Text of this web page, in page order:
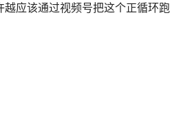
应该通过视频号把这个正循环